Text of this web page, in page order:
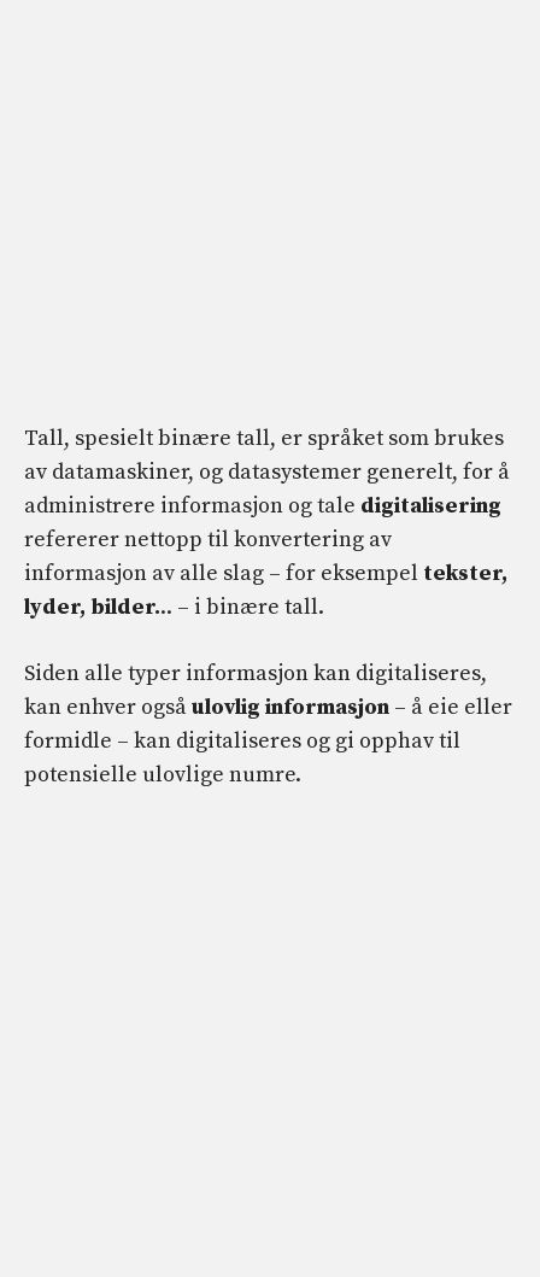
Tall, spesielt binære tall, er språket som brukes
av datamaskiner, og datasystemer generelt, for å
administrere informasjon og tale digitalisering
refererer nettopp til konvertering av
informasjon av alle slag – for eksempel tekster,
lyder, bilder... – i binære tall.
Siden alle typer informasjon kan digitaliseres,
kan enhver ogsåulovlig informasjon – å eie eller
formidle – kan digitaliseres og gi opphav til
potensielle ulovlige numre.